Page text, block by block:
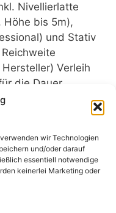
wir Technologien
und/oder darauf
essentiell notwendige
keinerlei Marketing oder
Nivellierlatte
Höhe bis 5m),
und Stativ
Verleih
die Dauer …